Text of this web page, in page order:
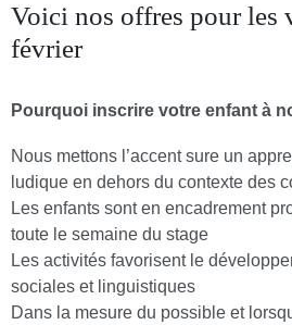
Voici nos offres pour les
février
Pourquoi inscrire votre enfant à
Nous mettons l’accent sure un
ludique en dehors du contexte des
Les enfants sont en encadrement
toute le semaine du stage
Les activités favorisent le
sociales et linguistiques
Dans la mesure du possible et